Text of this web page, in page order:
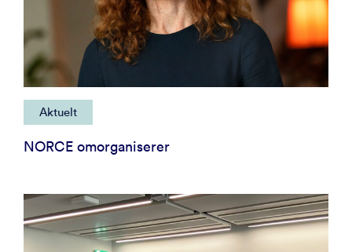
Aktuelt
NORCE omorganiserer